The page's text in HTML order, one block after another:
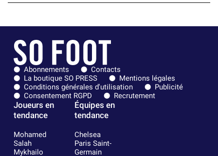
Abonnements
Contacts
La boutique SO PRESS
Mentions légales
Conditions générales d'utilisation
Publicité
Consentement RGPD
Recrutement
Joueurs en
tendance
Mohamed
Salah
Mykhailo
Équipes en
tendance
Chelsea
Paris Saint-
Germain